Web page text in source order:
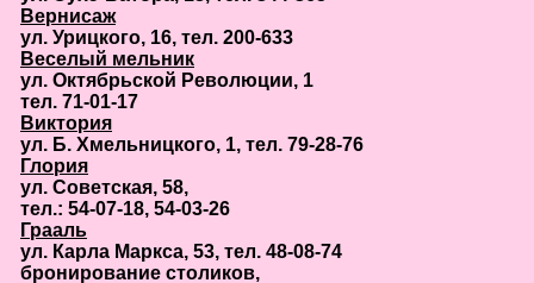
Вернисаж
ул. Урицкого, 16, тел. 200-633
Веселый мельник
ул. Октябрьской Революции, 1
тел. 71-01-17
Виктория
ул. Б. Хмельницкого, 1, тел. 79-28-76
Глория
ул. Советская, 58,
тел.: 54-07-18, 54-03-26
Грааль
ул. Карла Маркса, 53, тел. 48-08-74
бронирование столиков,